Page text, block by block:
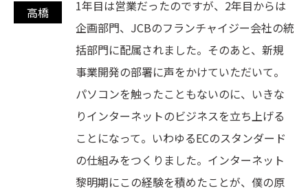
1年目は営業だったのですが、2年目からは
企画部門、JCBのフランチャイジー会社の統
括部門に配属されました。そのあと、新規
事業開発の部署に声をかけていただいて。
パソコンを触ったこともないのに、いきな
りインターネットのビジネスを立ち上げる
ことになって。いわゆるECのスタンダード
の仕組みをつくりました。インターネット
黎明期にこの経験を積めたことが、僕の原